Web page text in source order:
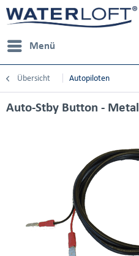
Menü
Übersicht Autopiloten
Auto-Stby Button - Metal